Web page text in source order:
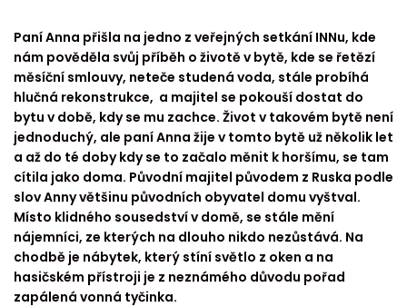
Paní Anna přišla na jedno z veřejných setkání INNu, kde
nám pověděla svůj příběh o životě v bytě, kde se řetězí
měsíční smlouvy, neteče studená voda, stále probíhá
hlučná rekonstrukce, a majitel se pokouší dostat do
bytu v době, kdy se mu zachce. Život v takovém bytě není
jednoduchý, ale paní Anna žije v tomto bytě už několik let
a až do té doby kdy se to začalo měnit k horšímu, se tam
cítila jako doma. Původní majitel původem z Ruska podle
slov Anny většinu původních obyvatel domu vyštval.
Místo klidného sousedství v domě, se stále mění
nájemníci, ze kterých na dlouho nikdo nezůstává. Na
chodbě je nábytek, který stíní světlo z oken a na
hasičském přístroji je z neznámého důvodu pořad
zapálená vonná tyčinka.